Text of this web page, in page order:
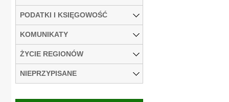
PODATKI I KSIĘGOWOŚĆ
KOMUNIKATY
ŻYCIE REGIONÓW
NIEPRZYPISANE